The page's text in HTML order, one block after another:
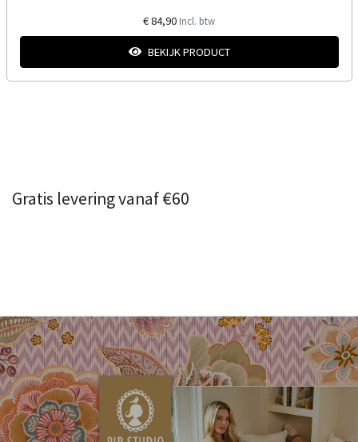
€ 84,90 Incl. btw
BEKIJK PRODUCT
Gratis levering vanaf €60